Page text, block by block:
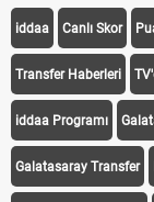
iddaa Canlı Skor
Transfer Haberleri
iddaa Programı
Galatasaray Transfer